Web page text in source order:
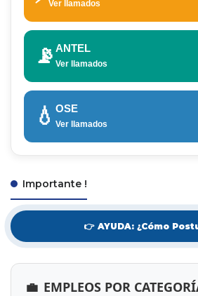
Ver llamados
📡 ANTEL
Ver llamados
💧 OSE
Ver llamados
Importante !
👉 AYUDA: ¿Cómo
💼 EMPLEOS POR